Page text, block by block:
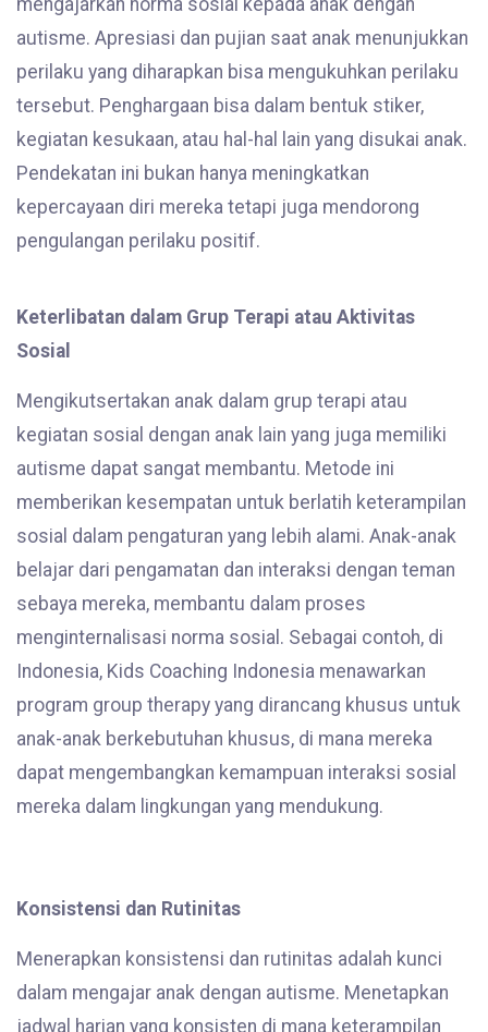
autisme. Apresiasi dan pujian saat anak menunjukkan
perilaku yang diharapkan bisa mengukuhkan perilaku
tersebut. Penghargaan bisa dalam bentuk stiker,
kegiatan kesukaan, atau hal-hal lain yang disukai anak.
Pendekatan ini bukan hanya meningkatkan
kepercayaan diri mereka tetapi juga mendorong
pengulangan perilaku positif.
Keterlibatan dalam Grup Terapi atau Aktivitas
Sosial
Mengikutsertakan anak dalam grup terapi atau
kegiatan sosial dengan anak lain yang juga memiliki
autisme dapat sangat membantu. Metode ini
memberikan kesempatan untuk berlatih keterampilan
sosial dalam pengaturan yang lebih alami. Anak-anak
belajar dari pengamatan dan interaksi dengan teman
sebaya mereka, membantu dalam proses
menginternalisasi norma sosial. Sebagai contoh, di
Indonesia, Kids Coaching Indonesia menawarkan
program group therapy yang dirancang khusus untuk
anak-anak berkebutuhan khusus, di mana mereka
dapat mengembangkan kemampuan interaksi sosial
mereka dalam lingkungan yang mendukung.
Konsistensi dan Rutinitas
Menerapkan konsistensi dan rutinitas adalah kunci
dalam mengajar anak dengan autisme. Menetapkan
jadwal harian yang konsisten di mana keterampilan